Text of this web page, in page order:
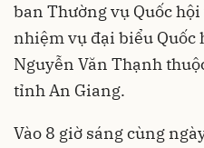
ban Thường vụ Quốc
nhiệm vụ đại biểu Quốc
Nguyễn Văn Thạnh
tỉnh An Giang.
Vào 8 giờ sáng cùng